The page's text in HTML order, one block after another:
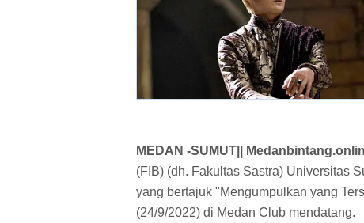
MEDAN -SUMUT||
(FIB) (dh. Fakultas Sastra) Universitas
yang bertajuk "Mengumpulkan yang
(24/9/2022) di Medan Club mendatang.